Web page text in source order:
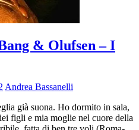
& Olufsen – I
Andrea Bassanelli
già suona. Ho dormito in sala,
figli e mia moglie nel cuore della